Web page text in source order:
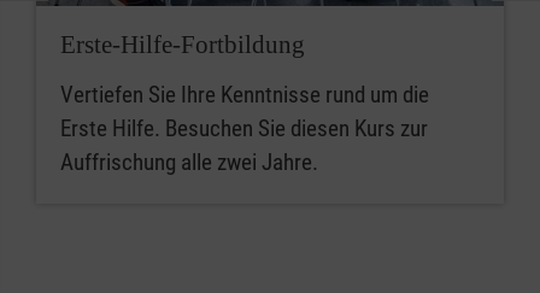
Erste-Hilfe-Fortbildung
Vertiefen Sie Ihre Kenntnisse rund um die
Erste Hilfe. Besuchen Sie diesen Kurs zur
Auffrischung alle zwei Jahre.